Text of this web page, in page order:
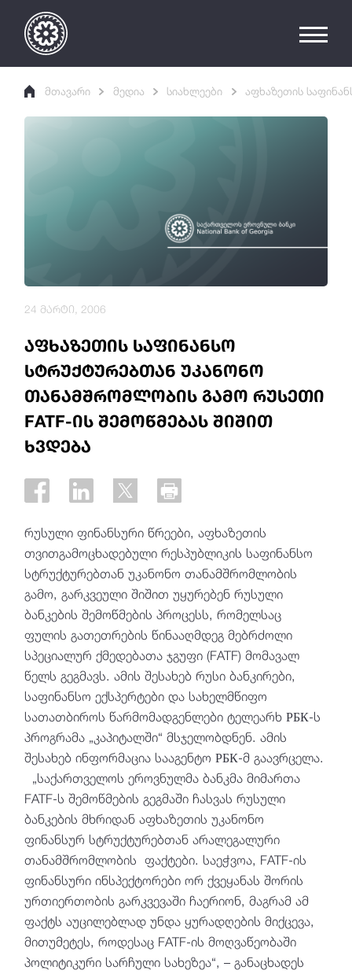
მთავარი მედია სიახლეები აფხაზეთის
აფხაზეთის საფინანსო
სტრუქტურებთან უკანონო
თანამშრომლობის გამო რუსეთი
FATF-ის შემოწმებას შიშით
ხვდება
24 მარტი, 2006
რუსული ფინანსური წრეები, აფხაზეთის
თვითგამოცხადებული რესპუბლიკის საფინანსო
სტრუქტურებთან უკანონო თანამშრომლობის
გამო, გარკვეული შიშით უყურებენ რუსული
ბანკების შემოწმების პროცესს, რომელსაც
ფულის გათეთრების წინააღმდეგ მებრძოლი
სპეციალურ ქმედებათა ჯგუფი (FATF) მომავალ
წელს გეგმავს. ამის შესახებ რუსი ბანკირები,
საფინანსო ექსპერტები და სახელმწიფო
სათათბიროს წარმომადგენლები ტელეარხ РБК-ს
პროგრამა „კაპიტალში“ მსჯელობდნენ. ამის
შესახებ ინფორმაცია სააგენტო РБК-მ გაავრცელა.
„საქართველოს ეროვნულმა ბანკმა მიმართა
FATF-ს შემოწმების გეგმაში ჩასვას რუსული
ბანკების მხრიდან აფხაზეთის უკანონო
ფინანსურ სტრუქტურებთან არალეგალური
თანამშრომლობის ფაქტები. საეჭვოა, FATF-ის
ფინანსური ინსპექტორები ორ ქვეყანას შორის
ურთიერთობის გარკვევაში ჩაერიონ, მაგრამ ამ
ფაქტს აუცილებლად უნდა ყურადღების მიქცევა,
მითუმეტეს, როდესაც FATF-ის მოღვაწეობაში
პოლიტიკური სარჩული სახეზეა“, – განაცხადეს